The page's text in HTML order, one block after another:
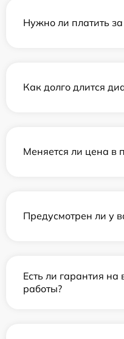
Нужно ли платить
Как долго длится
Меняется ли цена в
Предусмотрен ли у
Есть ли гарантия
работы?